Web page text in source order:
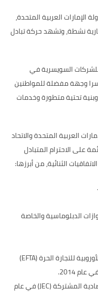
العربية المتحدة،
نشطة، وتشهد حركة تبادل
للشركات السويسرية في
وجهة مفضلة للمواطنين
تحتية متطورة وخدمات
العربية المتحدة والاتحاد
على الاحترام المتبادل
الثنائية، من أبرزها:
الدبلوماسية والخاصة
- دخول اتفاقية التجارة الحرة بين الرابطة الأوروبية للتجارة الحرة (EFTA)
2014.
مذكرة التفاهم بشأن إنشاء اللجنة الاقتصادية المشتركة (JEC) في عام